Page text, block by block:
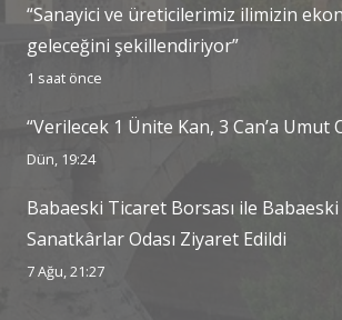
“Sanayici ve üreticilerimiz ilimizin
geleceğini şekillendiriyor”
1 saat önce
“Verilecek 1 Ünite Kan, 3 Can’a Umut
Dün, 19:24
Babaeski Ticaret Borsası ile
Sanatkârlar Odası Ziyaret Edildi
7 Ağu, 21:27